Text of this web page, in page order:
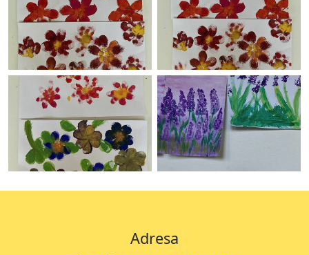
Adresa